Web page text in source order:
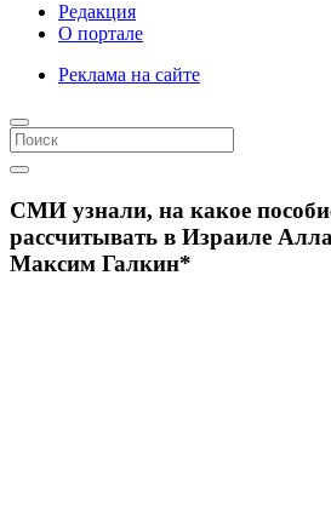
Редакция
О портале
Реклама на сайте
СМИ узнали, на какое
рассчитывать в Израиле
Максим Галкин*